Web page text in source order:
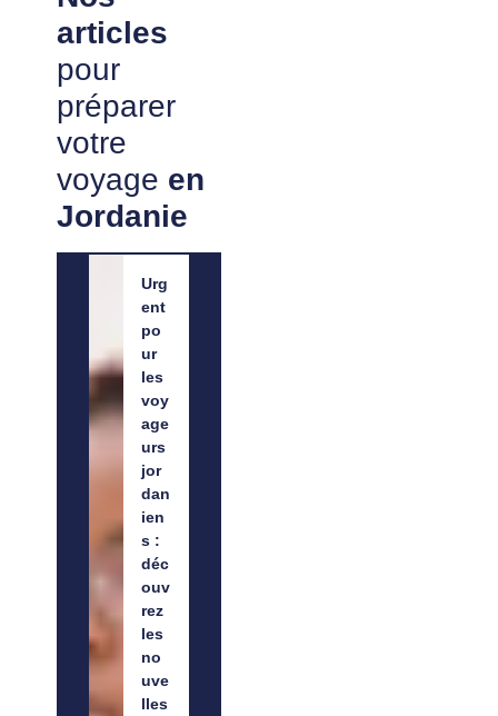
articles
pour
préparer
votre
voyage en
Jordanie
Urg
ent
po
ur
les
voy
age
urs
jor
dan
ien
s :
déc
ouv
rez
les
no
uve
lles